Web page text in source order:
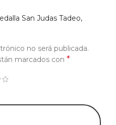
San Judas Tadeo,
no será publicada.
marcados con *